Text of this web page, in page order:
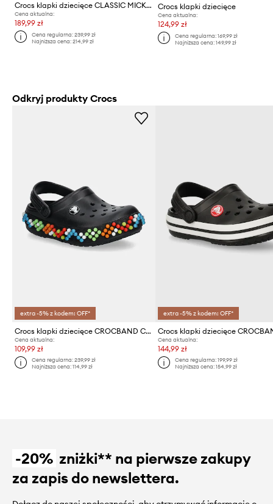
Crocs klapki dziecięce CLASSIC MICKEY MOUSE CLOG T
Cena aktualna:
189,99 zł
Cena regularna:239,99 zł
Najniższa cena:214,99 zł
Crocs klapki dziecięce
Cena aktualna:
124,99 zł
Cena regularna: 169,99 zł
Najniższa cena: 149,99 zł
Odkryj produkty Crocs
extra -5% z kodem: OFF*
Crocs klapki dziecięce CROCBAND COLORFUL LIGHTS CLOG
Cena aktualna:
109,99 zł
Cena regularna:239,99 zł
Najniższa cena:114,99 zł
extra -5% z kodem: OFF*
Cena aktualna:
144,99 zł
Cena regularna: 199,99 zł
Najniższa cena: 154,99 zł
-20% zniżki** na pierwsze zakupy
za zapis do newslettera.